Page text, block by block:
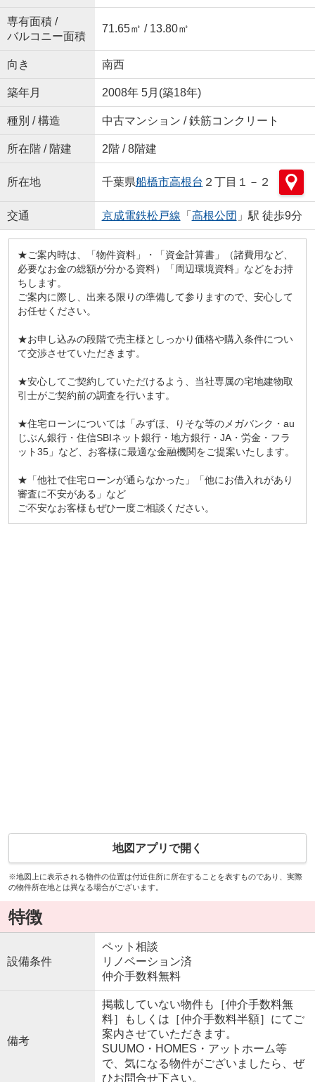
専有面積 /
バルコニー面積
71.65㎡ / 13.80㎡
向き 南西
築年月 2008年 5月(築18年)
種別 / 構造 中古マンション / 鉄筋コンクリート
所在階 / 階建 2階 / 8階建
所在地 千葉県船橋市高根台 ２丁目１－２
交通 京成電鉄松戸線 「 高根公団 」駅 徒歩9分
★ご案内時は、「物件資料」・「資金計算書」（諸費用など、
必要なお金の総額が分かる資料）「周辺環境資料」などをお持
ちします。
ご案内に際し、出来る限りの準備して参りますので、安心して
お任せください。
★お申し込みの段階で売主様としっかり価格や購入条件につい
て交渉させていただきます。
★安心してご契約していただけるよう、当社専属の宅地建物取
引士がご契約前の調査を行います。
★住宅ローンについては「みずほ、りそな等のメガバンク・au
じぶん銀行・住信SBIネット銀行・地方銀行・JA・労金・フラ
ット35」など、お客様に最適な金融機関をご提案いたします。
★「他社で住宅ローンが通らなかった」「他にお借入れがあり
審査に不安がある」など
ご不安なお客様もぜひ一度ご相談ください。
地図アプリで開く
※地図上に表示される物件の位置は付近住所に所在することを表すものであり、実際
の物件所在地とは異なる場合がございます。
特徴
設備条件
ペット相談
リノベーション済
仲介手数料無料
備考
掲載していない物件も［仲介手数料無
料］もしくは［仲介手数料半額］にてご
案内させていただきます。
SUUMO・HOMES・アットホーム等
で、気になる物件がございましたら、ぜ
ひお問合せ下さい。